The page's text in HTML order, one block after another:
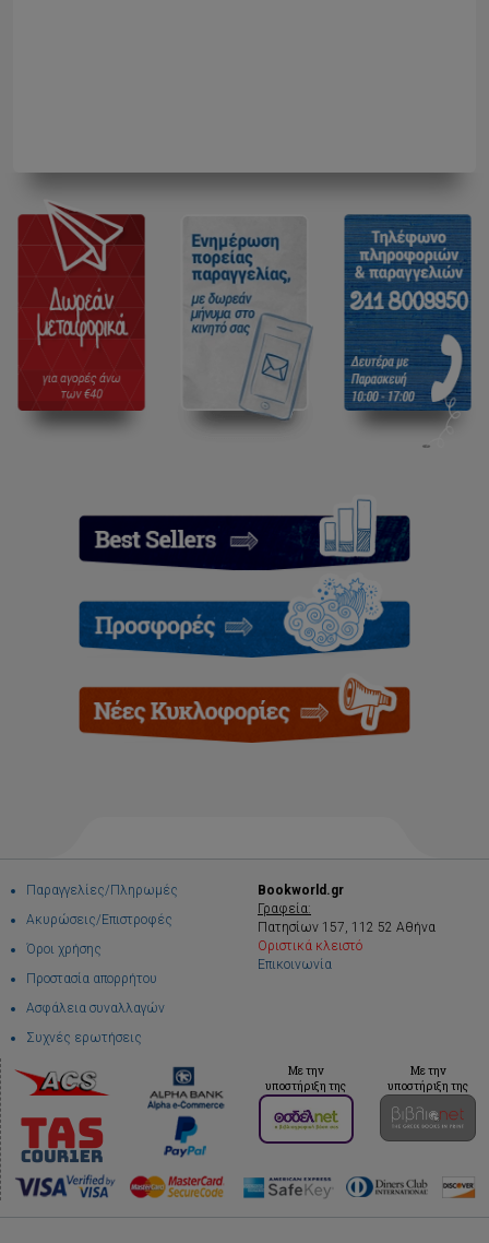
Παραγγελίες/Πληρωμές
Ακυρώσεις/Επιστροφές
Όροι χρήσης
Προστασία απορρήτου
Ασφάλεια συναλλαγών
Συχνές ερωτήσεις
Bookworld.gr
Γραφεία:
Πατησίων 157, 112 52 Αθήνα
Οριστικά κλειστό
Επικοινωνία
Με την
υποστήριξη της
Με την
υποστήριξη της